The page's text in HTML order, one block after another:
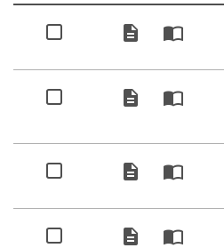
description import_contacts
description import_contacts
description import_contacts
description import_contacts